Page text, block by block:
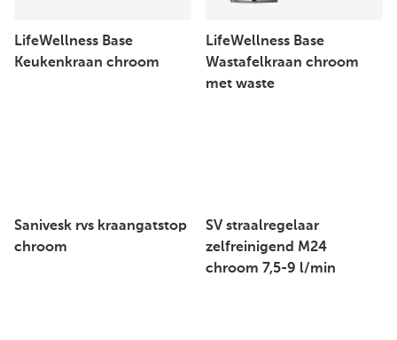
LifeWellness Base
Keukenkraan chroom
LifeWellness Base
Wastafelkraan chroom
met waste
Sanivesk rvs kraangatstop
chroom
SV straalregelaar
zelfreinigend M24
chroom 7,5-9 l/min